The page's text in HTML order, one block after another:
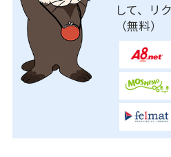
して、リ
（無料）